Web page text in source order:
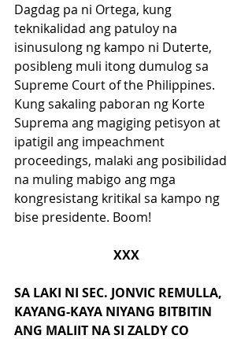
Dagdag pa ni Ortega, kung
teknikalidad ang patuloy na
isinusulong ng kampo ni Duterte,
posibleng muli itong dumulog sa
Supreme Court of the Philippines.
Kung sakaling paboran ng Korte
Suprema ang magiging petisyon at
ipatigil ang impeachment
proceedings, malaki ang posibilidad
na muling mabigo ang mga
kongresistang kritikal sa kampo ng
bise presidente. Boom!
XXX
SA LAKI NI SEC. JONVIC REMULLA,
KAYANG-KAYA NIYANG BITBITIN
ANG MALIIT NA SI ZALDY CO